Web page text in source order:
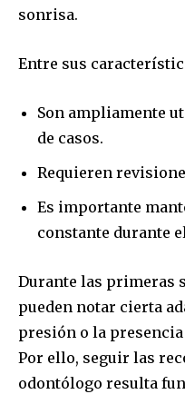
sonrisa.
Entre sus
Son ampliamente
de casos.
Requieren
Es importante
constante durante
Durante las primeras
pueden notar cierta
presión o la presencia
Por ello, seguir las
odontólogo resulta